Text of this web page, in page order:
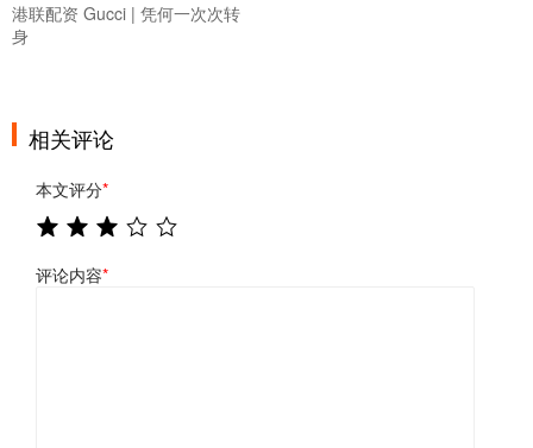
港联配资 Gucci | 凭何一次次转
身
相关评论
本文评分*
评论内容*